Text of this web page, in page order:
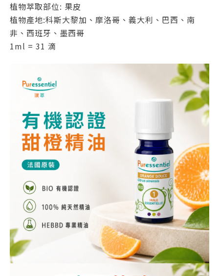
植物萃取部位: 果皮
植物產地:科斯大黎加、摩洛哥、義大利、巴西、南
非、西班牙、墨西哥
1ml = 31 滴